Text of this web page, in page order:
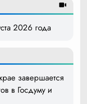
2026 года
завершается
в Госдуму и